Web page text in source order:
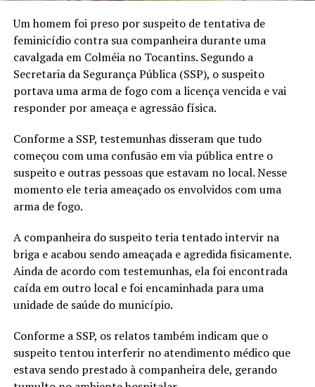
Um homem foi preso por suspeito de tentativa de
feminicídio contra sua companheira durante uma
cavalgada em Colméia no Tocantins. Segundo a
Secretaria da Segurança Pública (SSP), o suspeito
portava uma arma de fogo com a licença vencida e vai
responder por ameaça e agressão física.
Conforme a SSP, testemunhas disseram que tudo
começou com uma confusão em via pública entre o
suspeito e outras pessoas que estavam no local. Nesse
momento ele teria ameaçado os envolvidos com uma
arma de fogo.
A companheira do suspeito teria tentado intervir na
briga e acabou sendo ameaçada e agredida fisicamente.
Ainda de acordo com testemunhas, ela foi encontrada
caída em outro local e foi encaminhada para uma
unidade de saúde do município.
Conforme a SSP, os relatos também indicam que o
suspeito tentou interferir no atendimento médico que
estava sendo prestado à companheira dele, gerando